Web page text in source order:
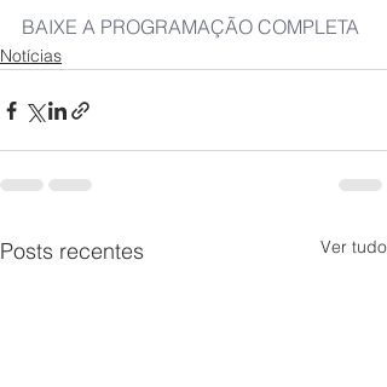
BAIXE A PROGRAMAÇÃO COMPLETA
Notícias
Posts recentes Ver tudo